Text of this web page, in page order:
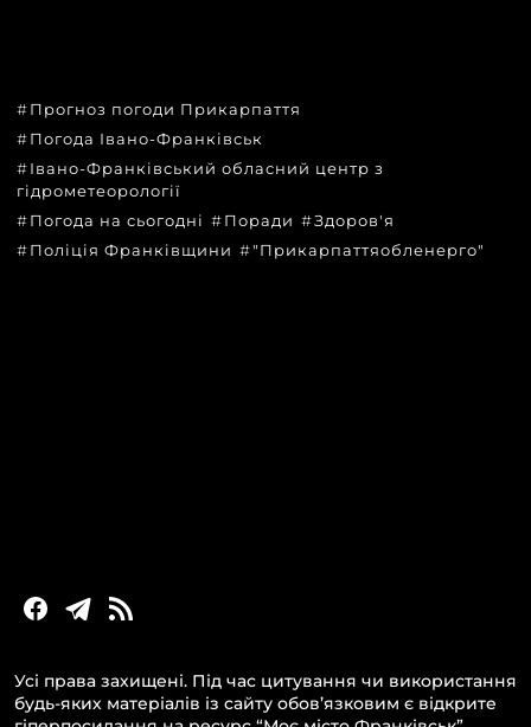
Прогноз погоди Прикарпаття
Погода Івано-Франківськ
Івано-Франківський обласний центр з
гідрометеорології
Погода на сьогодні
Поради
Здоров'я
Поліція Франківщини
"Прикарпаттяобленерго"
Усі права захищені. Під час цитування чи використання
будь-яких матеріалів із сайту обов’язковим є відкрите